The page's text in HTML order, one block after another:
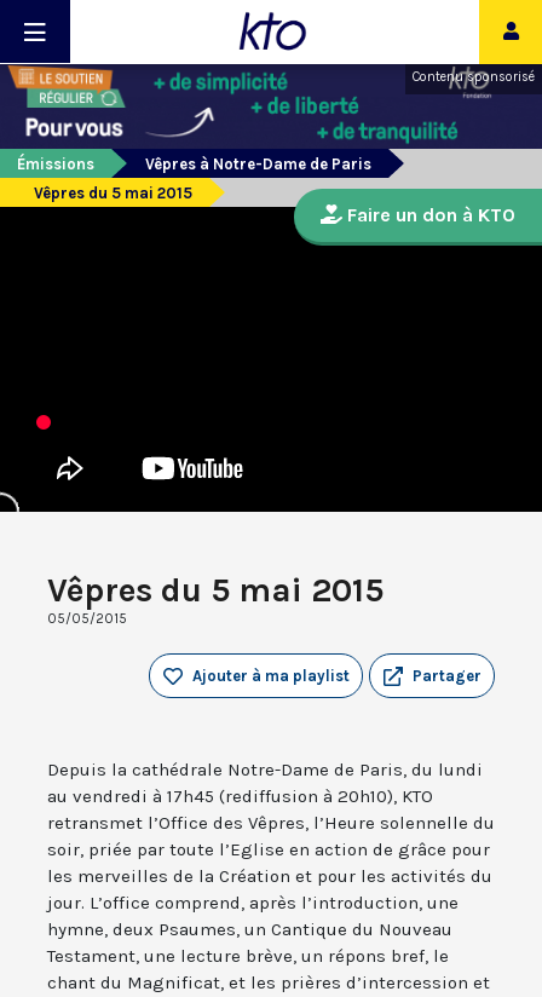
Contenu sponsorisé
Émissions
Vêpres à Notre-Dame de Paris
Vêpres du 5 mai 2015
Vêpres du 5 mai 2015
05/05/2015
Partager
Ajouter à ma playlist
Depuis la cathédrale Notre-Dame de Paris, du lundi
au vendredi à 17h45 (rediffusion à 20h10), KTO
retransmet l’Office des Vêpres, l’Heure solennelle du
soir, priée par toute l’Eglise en action de grâce pour
les merveilles de la Création et pour les activités du
jour. L’office comprend, après l’introduction, une
hymne, deux Psaumes, un Cantique du Nouveau
Testament, une lecture brève, un répons bref, le
chant du Magnificat, et les prières d’intercession et
Faire un don à KTO